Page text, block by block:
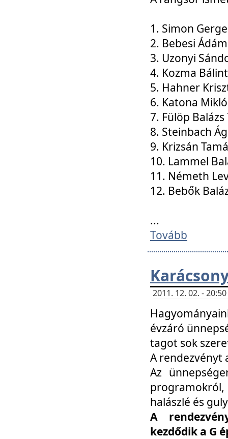
1. Simon
2. Bebesi
3. Uzonyi
4. Kozma
5. Hahner
6. Katona
7. Fülöp
8. Steinbach
9. Krizsán
10. Lammel
11. Németh
12. Bebők
...
Tovább
2011. 12. 02. -
évzáró
tagot sok
A rendezvényt
Az
halászlé és
A
kezdődik a G